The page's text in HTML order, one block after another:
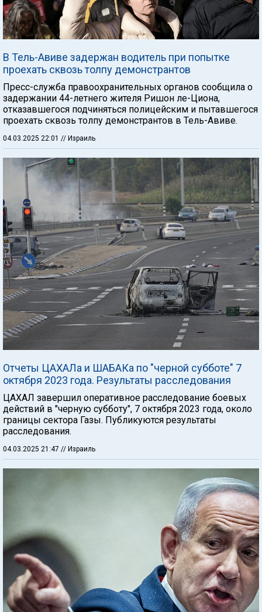
В Тель-Авиве задержан водитель при попытке
проехать сквозь толпу демонстрантов
Пресс-служба правоохранительных органов сообщила о
задержании 44-летнего жителя Ришон ле-Циона,
отказавшегося подчиняться полицейским и пытавшегося
проехать сквозь толпу демонстрантов в Тель-Авиве.
04.03.2025 22:01 // Израиль
Отчеты ЦАХАЛа и ШАБАКа по "черной субботе" 7
октября 2023 года. Результаты расследования
ЦАХАЛ завершил оперативное расследование боевых
действий в "черную субботу", 7 октября 2023 года, около
границы сектора Газы. Публикуются результаты
расследования.
04.03.2025 21:47 // Израиль